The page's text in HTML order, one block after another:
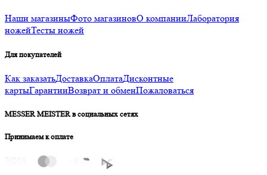
Наши магазиныФото магазиновО компанииЛаборатория
ножейТесты ножей
Для покупателей
Как заказатьДоставкаОплатаДисконтные
картыГарантииВозврат и обменПожаловаться
MESSER MEISTER в социальных сетях
Принимаем к оплате